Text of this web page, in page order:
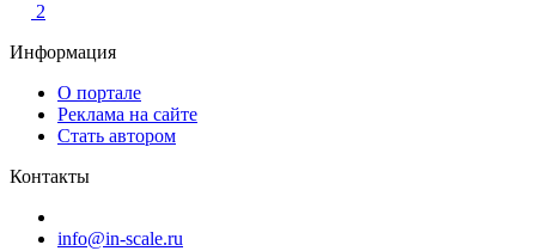
2
Информация
О портале
Реклама на сайте
Стать автором
Контакты
info@in-scale.ru